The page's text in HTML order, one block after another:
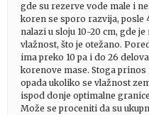
gde su rezerve vode male i
koren se sporo razvija, posle
nalazi u sloju 10-20 cm, gde
vlažnost, što je otežano.
ima preko 10 pa i do 26
korenove mase. Stoga
opada ukoliko se vlažnost
ispod donje optimalne
Može se proceniti da su